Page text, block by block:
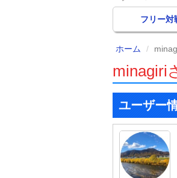
フリー対
ホーム
minagiri
ユーザー